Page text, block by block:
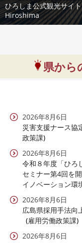
ひろしま公式観光サイ
Hiroshima
県から
2026年8月6日
災害支援ナース協
政策課
2026年8月6日
令和８年度「ひろ
セミナー第4回を開
イノベーション環
2026年8月6日
広島県採用手法向
雇用労働政策課
2026年8月6日